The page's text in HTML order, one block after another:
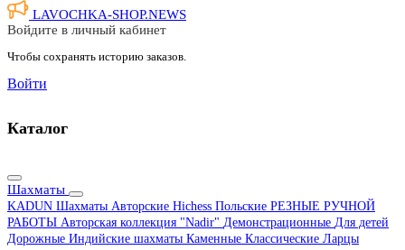
LAVOCHKA-SHOP.NEWS
Войдите в личный кабинет
Чтобы сохранять историю заказов.
Войти
Каталог
Шахматы
KADUN Шахматы Авторские Hichess Польские РЕЗНЫЕ РУЧНОЙ
РАБОТЫ Авторская коллекция "Nadir" Демонстрационные Для детей
Дорожные Индийские шахматы Каменные Классические Ларцы